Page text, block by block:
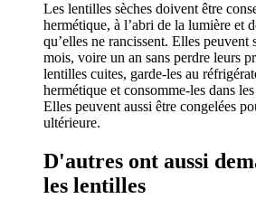
Les lentilles sèches doivent être
hermétique, à l’abri de la lumière et
qu’elles ne rancissent. Elles peuvent
mois, voire un an sans perdre leurs
lentilles cuites, garde-les au
hermétique et consomme-les dans
Elles peuvent aussi être congelées
ultérieure.
D'autres ont aussi
les lentilles